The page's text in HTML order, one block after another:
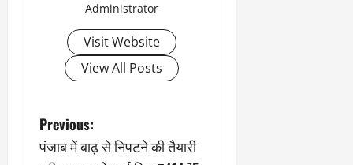
Administrator
Visit Website
View All Posts
P
Previous:
पंजाब में बाढ़ से निपटने की तैयारी